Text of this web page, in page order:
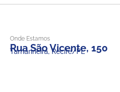
Onde Estamos
Rua São Vicente, 150
Tamarineira, Recife/PE